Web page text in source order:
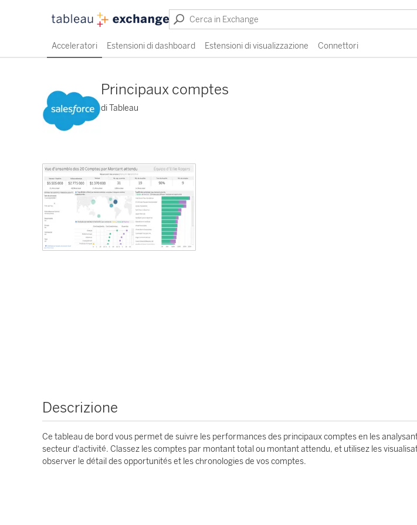
Acceleratori Estensioni di dashboard Estensioni di visualizzazione Connettori
Principaux comptes
di Tableau
Descrizione
Ce tableau de bord vous permet de suivre les performances des principaux comptes en les
secteur d'activité. Classez les comptes par montant total ou montant attendu, et utilisez les
observer le détail des opportunités et les chronologies de vos comptes.